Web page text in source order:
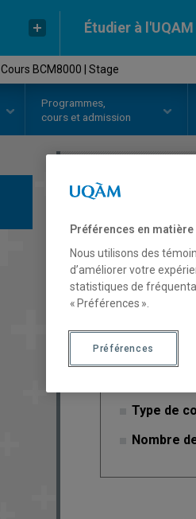
Étudier à l'UQAM
Cours BCM8000 | Stage
Programmes,
cours et admission
Type de
Nombre
Préférences en
Nous utilisons des
d’améliorer votre
statistiques de
« Préférences ».
Préférences